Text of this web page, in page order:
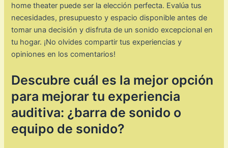
home theater puede ser la elección perfecta. Evalúa tus
necesidades, presupuesto y espacio disponible antes de
tomar una decisión y disfruta de un sonido excepcional en
tu hogar. ¡No olvides compartir tus experiencias y
opiniones en los comentarios!
Descubre cuál es la mejor opción
para mejorar tu experiencia
auditiva: ¿barra de sonido o
equipo de sonido?